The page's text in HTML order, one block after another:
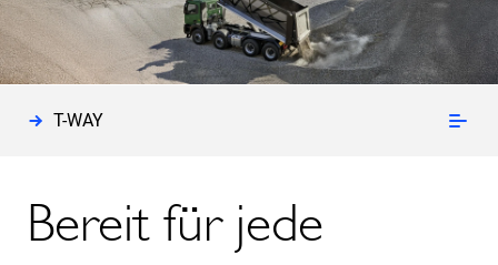
T-WAY
Bereit für jede